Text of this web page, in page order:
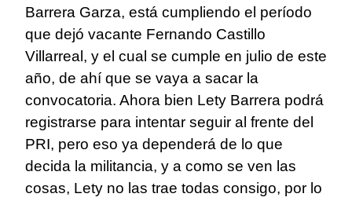
Barrera Garza, está cumpliendo el período
que dejó vacante Fernando Castillo
Villarreal, y el cual se cumple en julio de este
año, de ahí que se vaya a sacar la
convocatoria. Ahora bien Lety Barrera podrá
registrarse para intentar seguir al frente del
PRI, pero eso ya dependerá de lo que
decida la militancia, y a como se ven las
cosas, Lety no las trae todas consigo, por lo